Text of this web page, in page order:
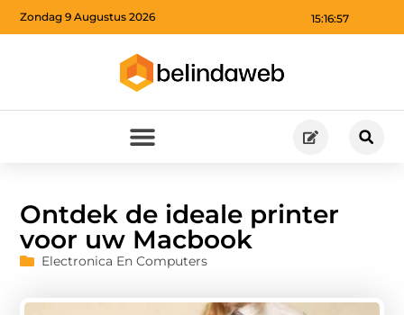
15:16:58
Zondag 9 Augustus 2026
Ontdek de ideale printer
voor uw Macbook
Electronica En Computers